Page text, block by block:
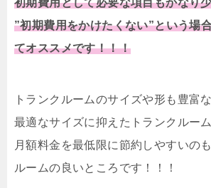
”初期費用をかけたくない”という場
てオススメです！！！
トランクルームのサイズや形も豊富な
最適なサイズに抑えたトランクルーム
月額料金を最低限に節約しやすいの
ルームの良いところです！！！